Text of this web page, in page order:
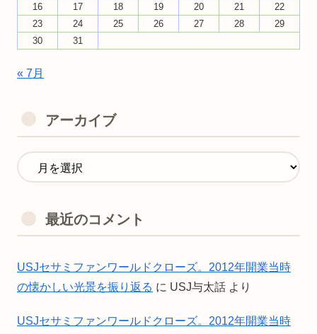
16
17 18 19 20 21
22
23
24 25 26 27 28
29
30
31
« 7月
アーカイブ
最近のコメント
USJセサミファンワールドクローズ。2012年開業当時
の懐かしい光景を振り返る に USJ与太話 より
USJセサミファンワールドクローズ。2012年開業当時